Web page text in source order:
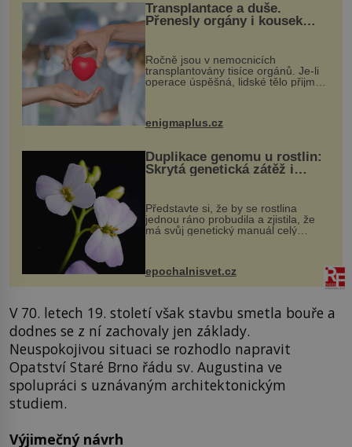
Transplantace a duše.
Přenesly orgány i kousek
Ročně jsou v nemocnicích
transplantovány tisíce orgánů. Je-li
operace úspěšná, lidské tělo přijme
enigmaplus.cz
Duplikace genomu u rostlin:
Skrytá genetická zátěž i
Představte si, že by se rostlina
jednou ráno probudila a zjistila, že
má svůj genetický manuál celý
vstupenka...
epochalnisvet.cz
V 70. letech 19. století však stavbu smetla bouře a
dodnes se z ní zachovaly jen základy.
Neuspokojivou situaci se rozhodlo napravit
Opatství Staré Brno řádu sv. Augustina ve
spolupráci s uznávaným architektonickým
studiem.
Výjimečný návrh